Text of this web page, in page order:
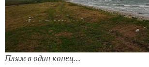
Пляж в один конец...